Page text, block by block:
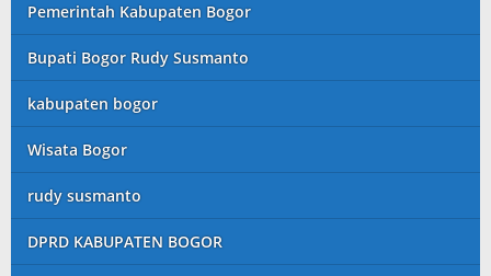
Pemerintah Kabupaten Bogor
Bupati Bogor Rudy Susmanto
kabupaten bogor
Wisata Bogor
rudy susmanto
DPRD KABUPATEN BOGOR